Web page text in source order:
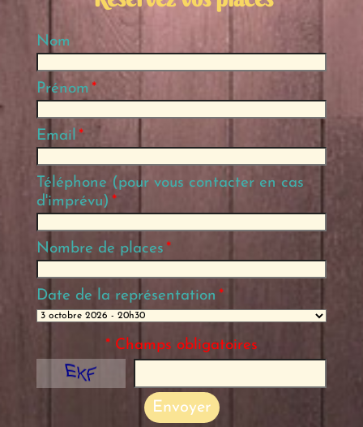
Nom
Prénom *
Email *
Téléphone (pour vous contacter en cas
d'imprévu) *
Nombre de places *
Date de la représentation *
* Champs obligatoires
Envoyer